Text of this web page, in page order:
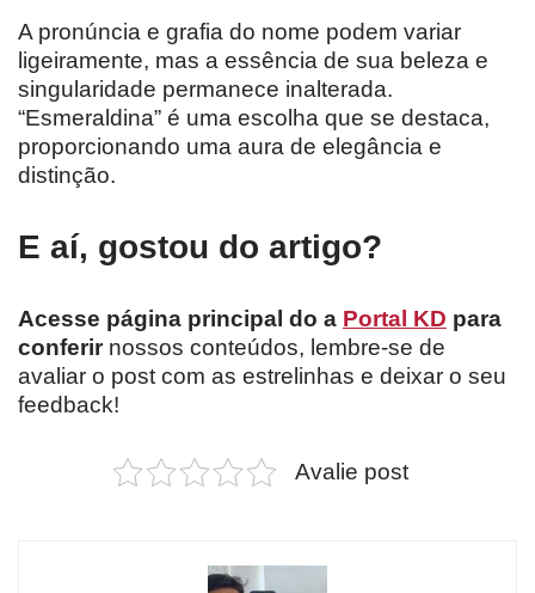
A pronúncia e grafia do nome podem variar
ligeiramente, mas a essência de sua beleza e
singularidade permanece inalterada.
“Esmeraldina” é uma escolha que se destaca,
proporcionando uma aura de elegância e
distinção.
E aí, gostou do artigo?
Acesse página principal do a Portal KD para
conferirnossos conteúdos, lembre-se de
avaliar o post com as estrelinhas e deixar o seu
feedback!
Avalie post